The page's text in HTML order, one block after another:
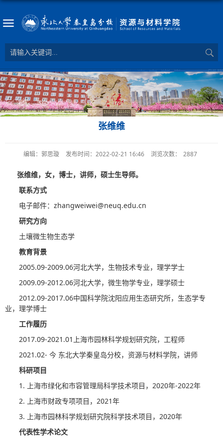
张维维
编辑：郭思璇 发布时间：2022-02-21 16:46 浏览次数： 2887
张维维，女，博士，讲师，硕士生导师。
联系方式
电子邮件：zhangweiwei@neuq.edu.cn
研究方向
土壤微生物生态学
教育背景
2005.09-2009.06河北大学，生物技术专业，理学学士
2009.09-2012.06河北大学，微生物学专业，理学硕士
2012.09-2017.06中国科学院沈阳应用生态研究所，生态学专
业，理学博士
工作履历
2017.09-2021.01上海市园林科学规划研究院，工程师
2021.02- 今 东北大学秦皇岛分校，资源与材料学院，讲师
科研项目
1. 上海市绿化和市容管理局科学技术项目，2020年-2022年
2. 上海市财政专项项目，2021年
3. 上海市园林科学规划研究院科学技术项目，2020年
代表性学术论文